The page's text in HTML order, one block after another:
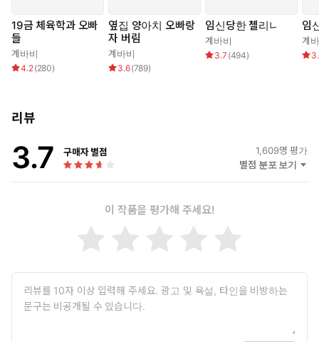
상당량의 정액은 자궁을 모두 채우고도 남는 양일 것이다.
주르륵, 환성이 빠져나가자 그의 정액이 뭉텅이져 흘렀다. 그는 새
어 나오는 게 아쉽다는 듯 서린의 다리를 들고 놓아주지 않았다.
“…왜 자꾸 이런 자세를 시키는 거예요?”
“힘들게 받은 정액인데 흘러내리면 아깝잖아.”
출 수 없는 임신에 대한 본능으로 서린이 어떤 수치심을 느끼는
지 환성은 잊어버렸다.
환성이 아깝다는 듯 서린의 둔부를 적신 정액을 확인했다. 새하얀
19금 체육학과 오빠
들
계바비
4.2(280)
옆집 양아치 오빠랑
자 버림
계바비
3.6(789)
임신당한 첼리나
계바비
3.7 (494)
임
계
리뷰
3.7 구매자 별점 1,609명 평가
별점 분포 보기
이 작품을 평가해 주세요!